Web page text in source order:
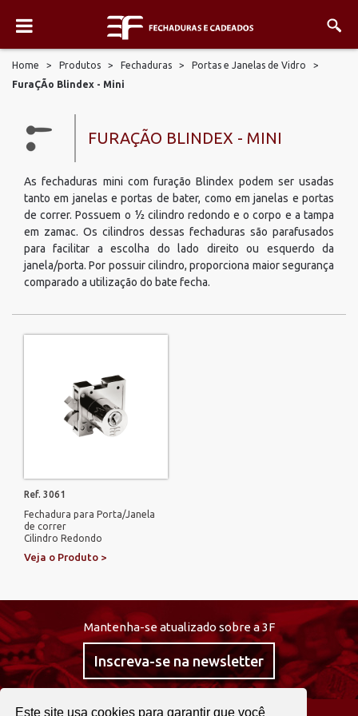
Este site usa cookies para garantir que você
Home > Produtos > Fechaduras > Portas e Janelas de Vidro >
FuraÇÃo Blindex - Mini
FURAÇÃO BLINDEX - MINI
As fechaduras mini com furação Blindex podem ser usadas
tanto em janelas e portas de bater, como em janelas e portas
de correr. Possuem o ½ cilindro redondo e o corpo e a tampa
em zamac. Os cilindros dessas fechaduras são parafusados
para facilitar a escolha do lado direito ou esquerdo da
janela/porta. Por possuir cilindro, proporciona maior segurança
comparado a utilização do bate fecha.
Ref. 3061
Fechadura para Porta/Janela
de correr
Cilindro Redondo
Veja o Produto >
Mantenha-se atualizado sobre a 3F
Inscreva-se na newsletter